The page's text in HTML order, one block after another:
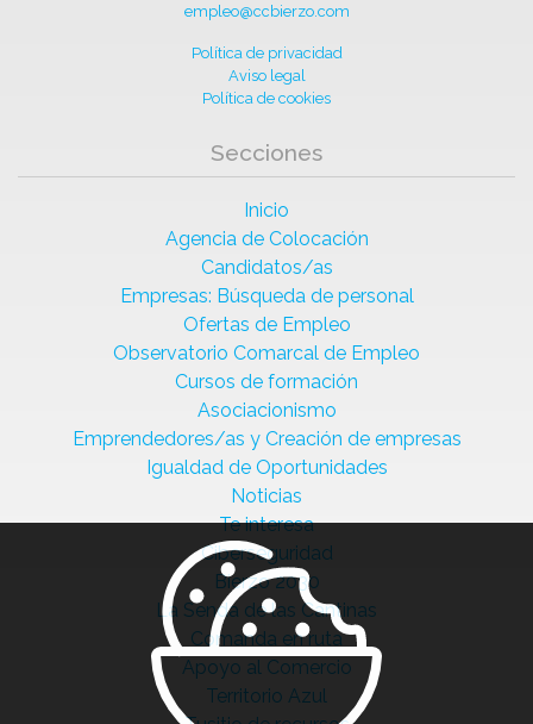
empleo@ccbierzo.com
Política de privacidad
Aviso legal
Política de cookies
Secciones
Inicio
Agencia de Colocación
Candidatos/as
Empresas: Búsqueda de personal
Ofertas de Empleo
Observatorio Comarcal de Empleo
Cursos de formación
Asociacionismo
Emprendedores/as y Creación de empresas
Igualdad de Oportunidades
Noticias
Te interesa
Ciberseguridad
Bierzo 2030
La Senda de las Cantinas
Comanda en ruta
Apoyo al Comercio
Territorio Azul